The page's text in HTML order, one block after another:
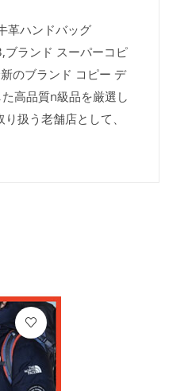
革ハンドバッグ
ブランド スーパーコピ
のブランド コピー デ
高品質n級品を厳選し
扱う老舗店として、